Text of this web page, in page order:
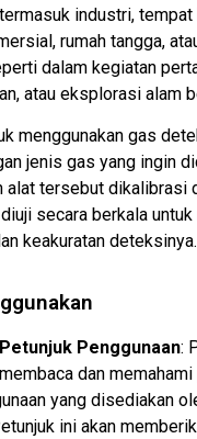
industri, tempat
rumah tangga,
dalam kegiatan
atau eksplorasi alam
menggunakan gas
jenis gas yang ingin
alat tersebut dikalibrasi
secara berkala untuk
keakuratan deteksinya.
Penggunaan:
dan
yang disediakan
ini akan